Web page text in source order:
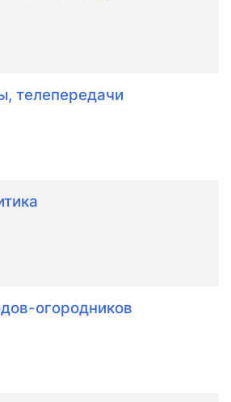
телепередачи
огородников